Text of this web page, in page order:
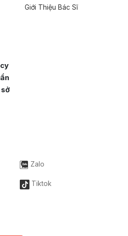
Giới Thiệu Bác Sĩ
Zalo
Tiktok